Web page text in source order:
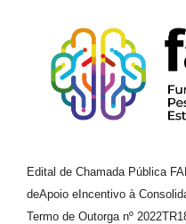
Edital de Chamada Pública
deApoio e Incentivo à
Termo de Outorga nº